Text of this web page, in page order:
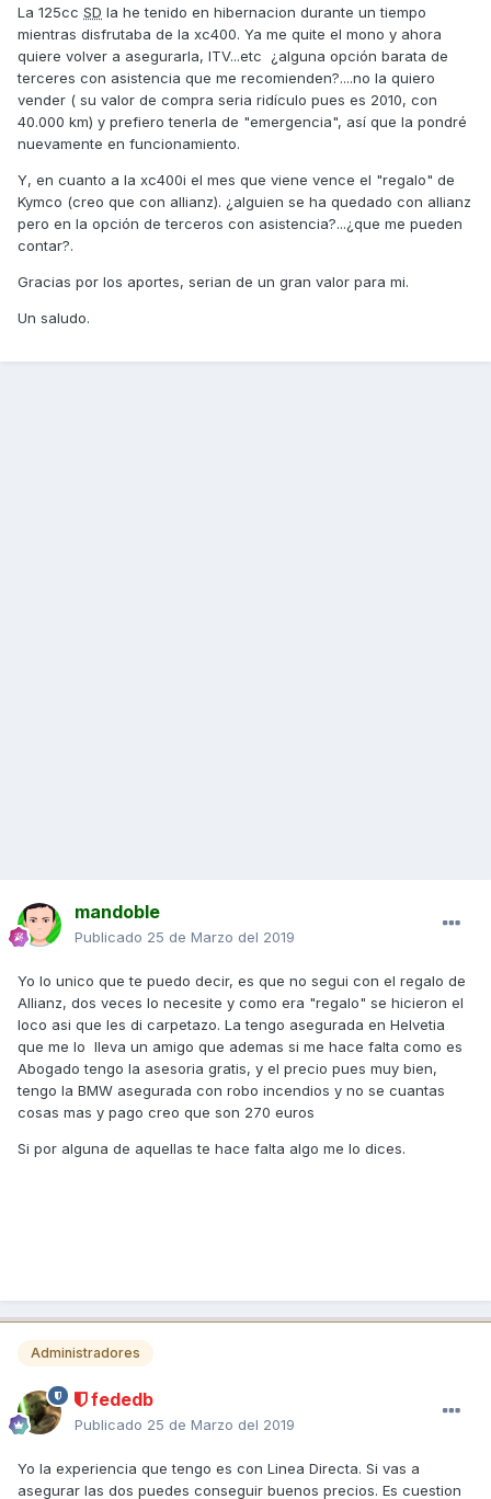
La 125cc SD la he tenido en hibernacion durante un tiempo
mientras disfrutaba de la xc400. Ya me quite el mono y ahora
quiere volver a asegurarla, ITV...etc ¿alguna opción barata de
terceres con asistencia que me recomienden?....no la quiero
vender ( su valor de compra seria ridículo pues es 2010, con
40.000 km) y prefiero tenerla de "emergencia", así que la pondré
nuevamente en funcionamiento.
Y, en cuanto a la xc400i el mes que viene vence el "regalo" de
Kymco (creo que con allianz). ¿alguien se ha quedado con allianz
pero en la opción de terceros con asistencia?...¿que me pueden
contar?.
Gracias por los aportes, serian de un gran valor para mi.
Un saludo.
mandoble
Publicado 25 de Marzo del 2019
Yo lo unico que te puedo decir, es que no segui con el regalo de
Allianz, dos veces lo necesite y como era "regalo" se hicieron el
loco asi que les di carpetazo. La tengo asegurada en Helvetia
que me lo lleva un amigo que ademas si me hace falta como es
Abogado tengo la asesoria gratis, y el precio pues muy bien,
tengo la BMW asegurada con robo incendios y no se cuantas
cosas mas y pago creo que son 270 euros
Si por alguna de aquellas te hace falta algo me lo dices.
Administradores
fededb
Publicado 25 de Marzo del 2019
Yo la experiencia que tengo es con Linea Directa. Si vas a
asegurar las dos puedes conseguir buenos precios. Es cuestion